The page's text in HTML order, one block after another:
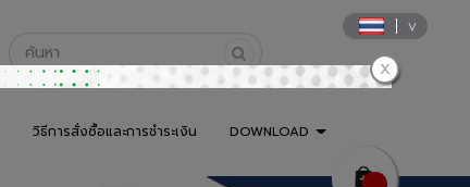
วิธีการสั่งซื้อและการชำระเงิน DOWNLOAD